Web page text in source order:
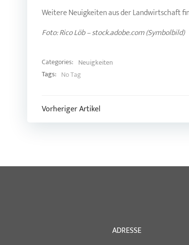
Weitere Neuigkeiten aus der Landwirtschaft
Foto: Rico Löb – stock.adobe.com (Symbolbild)
Categories: Neuigkeiten
Tags: No Tag
Post
Vorheriger Artikel
ADRESSE